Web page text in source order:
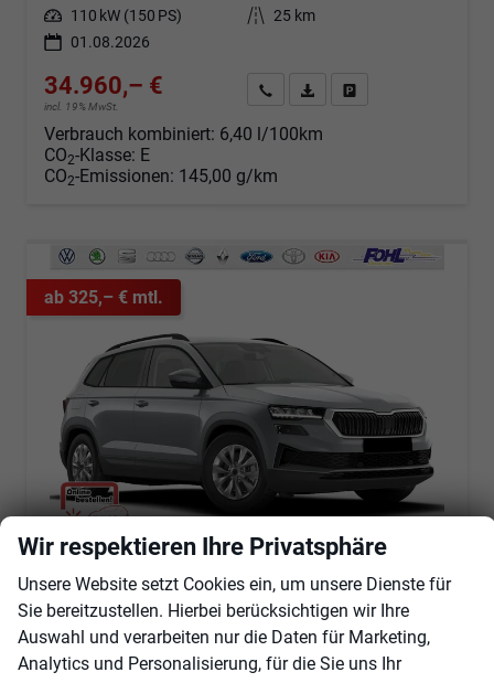
Leistung 110 kW (150 PS) Kilometerstand 25 km
01.08.2026
34.960,– €
incl. 19% MwSt.
Angebot anfordern
Fahrzeugexpose (PDF)
Verbrauch kombiniert: 6,40 l/100km
CO2-Klasse: E
CO2-Emissionen: 145,00 g/km
ab 325,– € mtl.
Skoda Karoq
Selection 1.5 TSI DSG Android Auto*SHZ*Kamera*Keyless*PDC v/h*Klimaauto*SUNSET*LED
unverbindliche Lieferzeit:31.10.2026 Fahrzeug mit Tageszulassung
Fahrzeugnr. 101712 Getriebe Automatik
Wir respektieren Ihre Privatsphäre
Unsere Website setzt Cookies ein, um unsere Dienste für
Sie bereitzustellen. Hierbei berücksichtigen wir Ihre
Auswahl und verarbeiten nur die Daten für Marketing,
Analytics und Personalisierung, für die Sie uns Ihr